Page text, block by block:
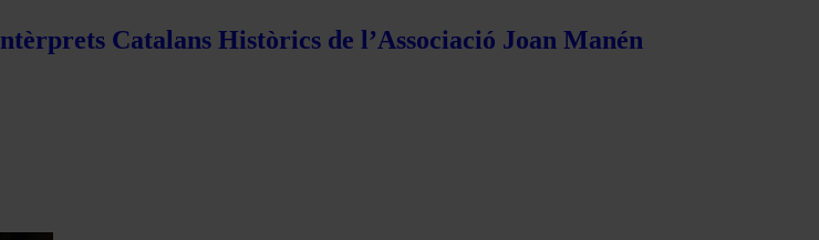
Catalans Històrics de l’Associació Joan Manén